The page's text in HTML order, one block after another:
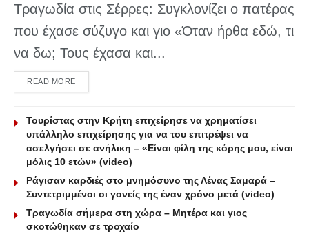
Τραγωδία στις Σέρρες: Συγκλονίζει ο πατέρας
που έχασε σύζυγο και γιο «Όταν ήρθα εδώ, τι
να δω; Τους έχασα και...
READ MOREDETAILS
Τουρίστας στην Κρήτη επιχείρησε να χρηματίσει
υπάλληλο επιχείρησης για να του επιτρέψει να
ασελγήσει σε ανήλικη – «Είναι φίλη της κόρης μου, είναι
μόλις 10 ετών» (video)
Ράγισαν καρδιές στο μνημόσυνο της Λένας Σαμαρά –
Συντετριμμένοι οι γονείς της έναν χρόνο μετά (video)
Τραγωδία σήμερα στη χώρα – Μητέρα και γιος
σκοτώθηκαν σε τροχαίο